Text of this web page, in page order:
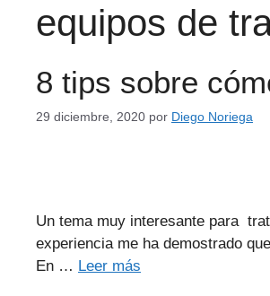
equipos de
8 tips sobre
29 diciembre, 2020 por Diego Noriega
Un tema muy interesante para
experiencia me ha demostrado
En … Leer más